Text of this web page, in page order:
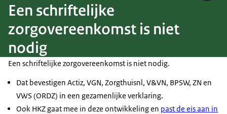
Een schriftelijke
zorgovereenkomst is niet
nodig
Een schriftelijke zorgovereenkomst is niet nodig.
Dat bevestigen Actiz, VGN, Zorgthuisnl, V&VN, BPSW, ZN en
VWS (ORDZ) in een gezamenlijke verklaring.
Ook HKZ gaat mee in deze ontwikkeling en past de eis aan in